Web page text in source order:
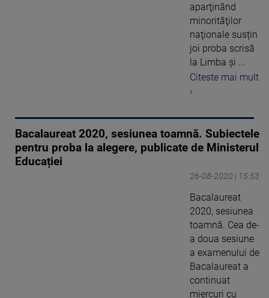
aparţinând
minorităţilor
naţionale susțin
joi proba scrisă
la Limba şi ...
Citeste mai mult
›
Bacalaureat 2020, sesiunea toamnă. Subiectele
pentru proba la alegere, publicate de Ministerul
Educației
26-08-2020 | 15:53
Bacalaureat
2020, sesiunea
toamnă. Cea de-
a doua sesiune
a examenului de
Bacalaureat a
continuat
miercuri cu